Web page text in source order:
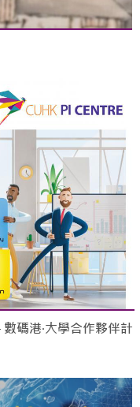
碼港‧大學合作夥伴計